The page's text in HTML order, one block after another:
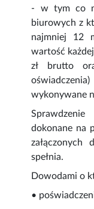
- w tym co
biurowych z
najmniej 12
wartość
zł brutto
wykonywane
dokonane na
spełnia.
Dowodami o
•